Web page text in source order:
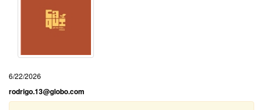
6/22/2026
rodrigo.13@globo.com